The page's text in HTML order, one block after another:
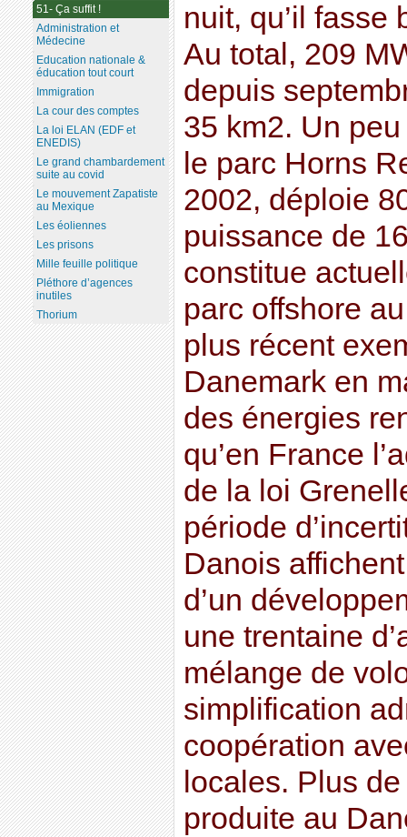
nuit, qu’il fasse
Au total, 209
depuis
35 km2. Un
le parc Horns
2002, déploie
puissance de
constitue
parc offshore
plus récent
Danemark en
des énergies
qu’en France
de la loi
période
Danois
d’un
une trentaine
mélange de
simplification
coopération
locales. Plus
produite au
51- Ça suffit !
Administration et
Médecine
Education nationale &
éducation tout court
Immigration
La cour des comptes
La loi ELAN (EDF et
ENEDIS)
Le grand chambardement
suite au covid
Le mouvement Zapatiste
au Mexique
Les éoliennes
Les prisons
Mille feuille politique
Pléthore d’agences
inutiles
Thorium